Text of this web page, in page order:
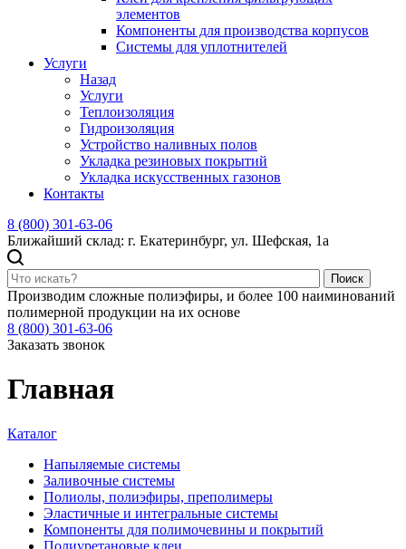
элементов
Компоненты для производства корпусов
Системы для уплотнителей
Услуги
Назад
Услуги
Теплоизоляция
Гидроизоляция
Устройство наливных полов
Укладка резиновых покрытий
Укладка искусственных газонов
Контакты
8 (800) 301-63-06
Ближайший склад: г. Екатеринбург, ул. Шефская, 1а
Поиск
Производим сложные полиэфиры, и более 100 наиминований
полимерной продукции на их основе
8 (800) 301-63-06
Заказать звонок
Главная
Каталог
Напыляемые системы
Заливочные системы
Полиолы, полиэфиры, преполимеры
Эластичные и интегральные системы
Компоненты для полимочевины и покрытий
Полиуретановые клеи